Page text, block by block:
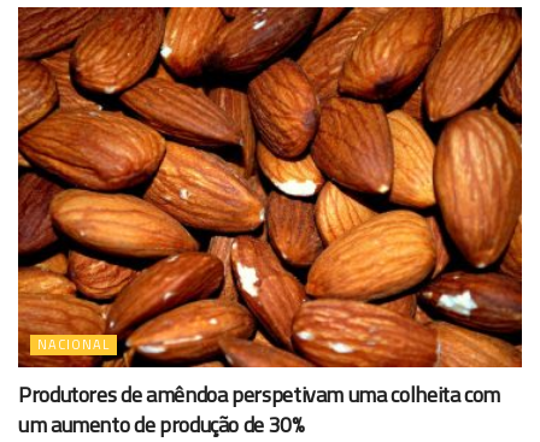
NACIONAL
Produtores de amêndoa perspetivam uma colheita com
um aumento de produção de 30%